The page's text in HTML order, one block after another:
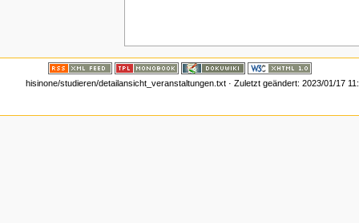
hisinone/studieren/detailansicht_veranstaltungen.txt· Zuletzt geändert: 2023/01/17